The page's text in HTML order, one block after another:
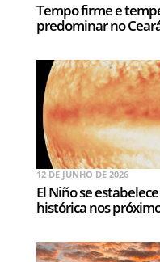
Tempo firme e
predominar no
12 DE JUNHO DE 2026
El Niño se
histórica nos